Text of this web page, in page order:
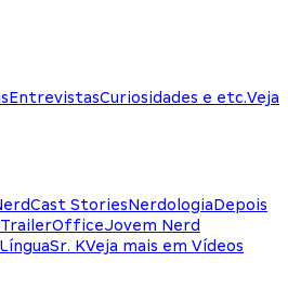
EntrevistasCuriosidades e etc.Veja
StoriesNerdologiaDepois
TrailerOfficeJovem Nerd
Sr. KVeja mais em Vídeos